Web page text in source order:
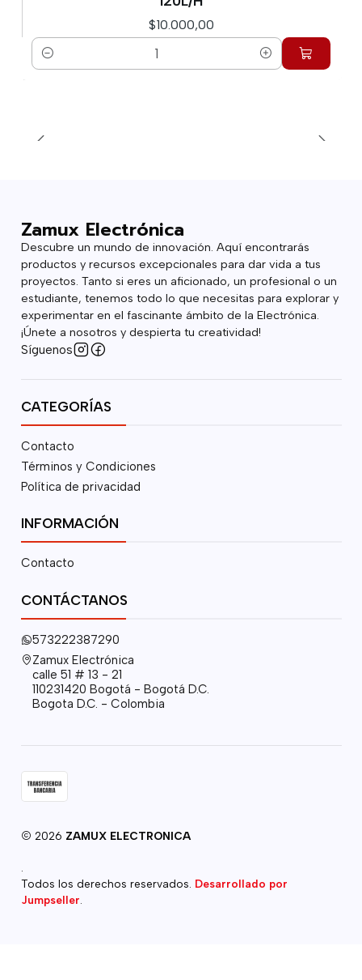
$10.000,00
Cantidad
Zamux Electrónica
Descubre un mundo de innovación. Aquí encontrarás
productos y recursos excepcionales para dar vida a tus
proyectos. Tanto si eres un aficionado, un profesional o un
estudiante, tenemos todo lo que necesitas para explorar y
experimentar en el fascinante ámbito de la Electrónica.
¡Únete a nosotros y despierta tu creatividad!
Síguenos
CATEGORÍAS
Contacto
Términos y Condiciones
Política de privacidad
INFORMACIÓN
Contacto
CONTÁCTANOS
573222387290
Zamux Electrónica
calle 51 # 13 - 21
110231420 Bogotá - Bogotá D.C.
Bogota D.C. - Colombia
2026 ZAMUX ELECTRONICA
.
Todos los derechos reservados. Desarrollado por
Jumpseller.